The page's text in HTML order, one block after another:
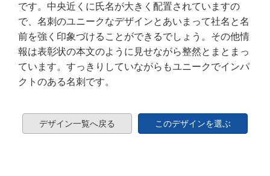
です。中央近くに氏名が大きく配置されていますの
で、名刺のユニークなデザインとあいまって社名と名
前を強く印象づけることができるでしょう。その他情
報は表彰状の本文のように見せながら整然とまとまっ
ています。すっきりしていながらもユニークでインパ
クトのある名刺です。
デザイン一覧へ戻る このデザインを選ぶ